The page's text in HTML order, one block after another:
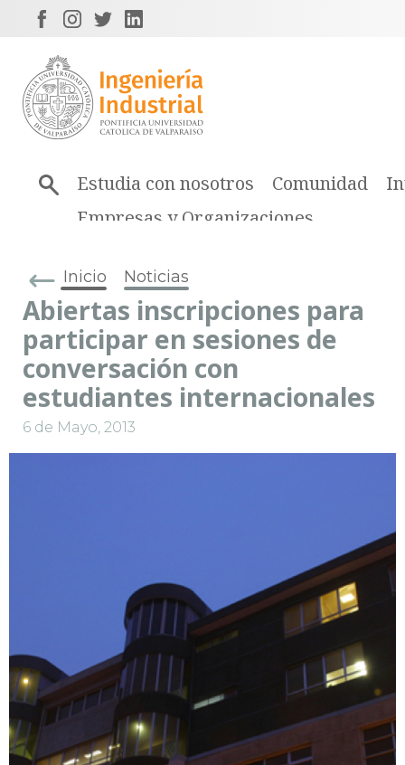
Estudia con nosotros Comunidad
Empresas y Organizaciones
Inicio Noticias
Abiertas inscripciones para
participar en sesiones de
conversación con
estudiantes internacionales
6 de Mayo, 2013